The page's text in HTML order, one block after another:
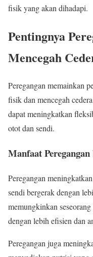
fisik yang akan dihadapi.
Pentingnya
Mencegah
Peregangan memainkan
fisik dan mencegah
dapat meningkatkan
otot dan sendi.
Manfaat
Peregangan
sendi bergerak dengan
memungkinkan
dengan lebih efisien dan
Peregangan juga